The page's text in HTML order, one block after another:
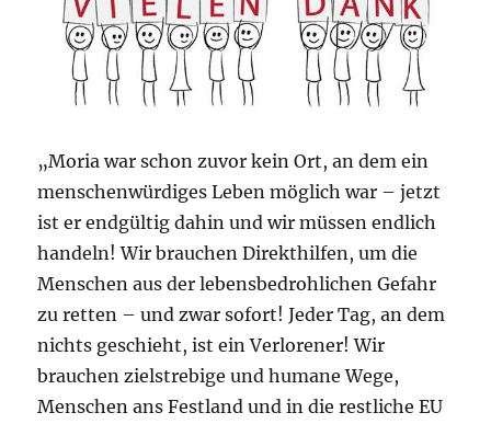
„Moria war schon zuvor kein Ort, an dem ein
menschenwürdiges Leben möglich war – jetzt
ist er endgültig dahin und wir müssen endlich
handeln! Wir brauchen Direkthilfen, um die
Menschen aus der lebensbedrohlichen Gefahr
zu retten – und zwar sofort! Jeder Tag, an dem
nichts geschieht, ist ein Verlorener! Wir
brauchen zielstrebige und humane Wege,
Menschen ans Festland und in die restliche EU